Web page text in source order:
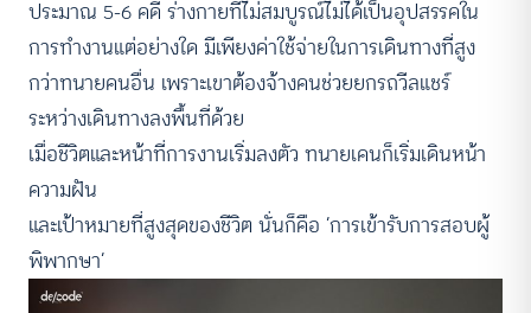
ประมาณ 5-6 คดี ร่างกายที่ไม่สมบูรณ์ไม่ได้เป็นอุปสรรคใน
การทำงานแต่อย่างใด มีเพียงค่าใช้จ่ายในการเดินทางที่สูง
กว่าทนายคนอื่น เพราะเขาต้องจ้างคนช่วยยกรถวีลแชร์
ระหว่างเดินทางลงพื้นที่ด้วย
เมื่อชีวิตและหน้าที่การงานเริ่มลงตัว ทนายเคนก็เริ่มเดินหน้า
ความฝัน
และเป้าหมายที่สูงสุดของชีวิต นั่นก็คือ ‘การเข้ารับการสอบผู้
พิพากษา’